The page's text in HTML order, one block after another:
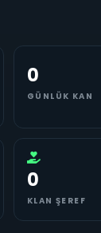
0
GÜNLÜK KAN
0
KLAN ŞEREF